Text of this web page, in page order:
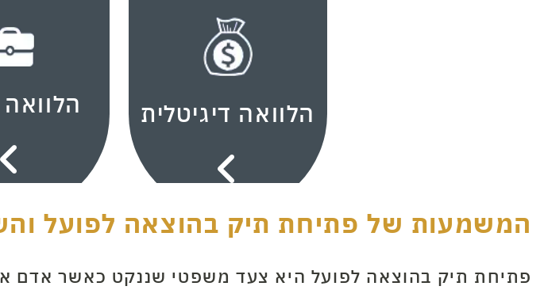
הלוואה דיגיטלית
המשמעות של פתיחת תיק בהוצאה לפועל
פתיחת תיק בהוצאה לפועל היא צעד משפטי שננקט כאשר אדם